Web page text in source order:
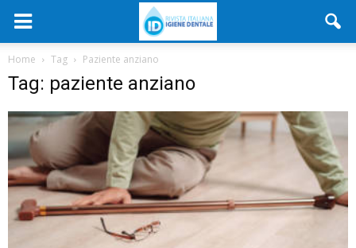
Home Tag Paziente anziano
Tag: paziente anziano